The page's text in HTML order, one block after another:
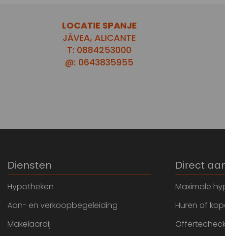
LOCATIE SPANJE
JÁVEA, ALICANTE
T: 0884253000
@: 0643835955
Diensten
Hypotheken
Aan- en verkoopbegeleiding
Makelaardij
Direct
Maximale
Huren of